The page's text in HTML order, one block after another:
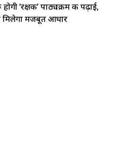
‘रक्षक’ पाठ्यक्रम की पढ़ाई,
मिलेगा मजबूत आधार